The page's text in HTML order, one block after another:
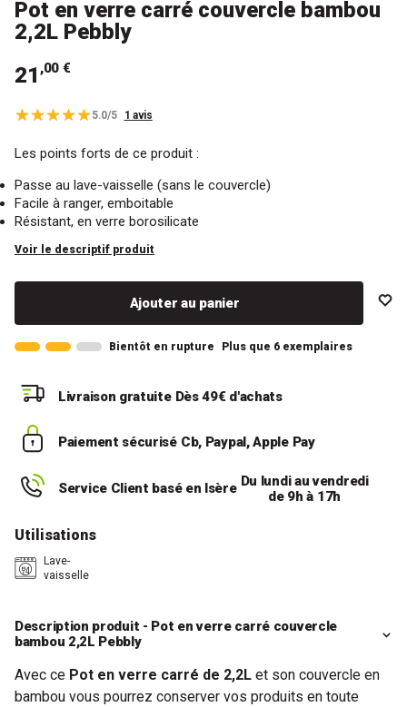
Pot en verre carré couvercle bambou
2,2L Pebbly
21 ,00 €
5.0/5 1 avis
Les points forts de ce produit :
Passe au lave-vaisselle (sans le couvercle)
Facile à ranger, emboitable
Résistant, en verre borosilicate
Voir le descriptif produit
Ajouter au panier
Bientôt en rupture Plus que 6 exemplaires
Livraison gratuite Dès 49€ d'achats
Paiement sécurisé Cb, Paypal, Apple Pay
Service Client basé en Isère Du lundi au vendredi
de 9h à 17h
Utilisations
Lave-
vaisselle
Description produit - Pot en verre carré couvercle
bambou 2,2L Pebbly
Avec ce Pot en verre carré de 2,2L et son couvercle en
bambou vous pourrez conserver vos produits en toute